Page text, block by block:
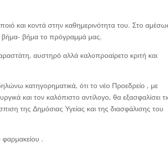
και κοντά στην καθημερινότητα του. Στο
βήμα- βήμα το πρόγραμμά μας.
αυστηρό αλλά καλοπροαίρετο κριτή και
κατηγορηματικά, ότι το νέο Προεδρείο , με
και τον καλόπιστο αντίλογο, θα εξασφαλίσει
της Δημόσιας Υγείας και της διασφάλισης του
φαρμακείου .